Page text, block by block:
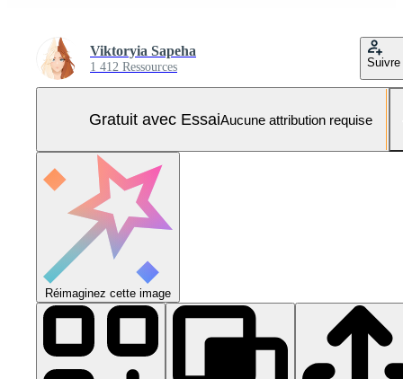
Viktoryia Sapeha
1 412 Ressources Suivre
Gratuit avec EssaiAucune attribution requise
Réimaginez cette image